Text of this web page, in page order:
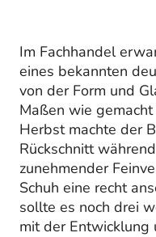
Im Fachhandel
eines bekannten
von der Form und
Maßen wie
Herbst machte der
Rückschnitt
zunehmender
Schuh eine recht
sollte es noch drei
mit der Entwicklung